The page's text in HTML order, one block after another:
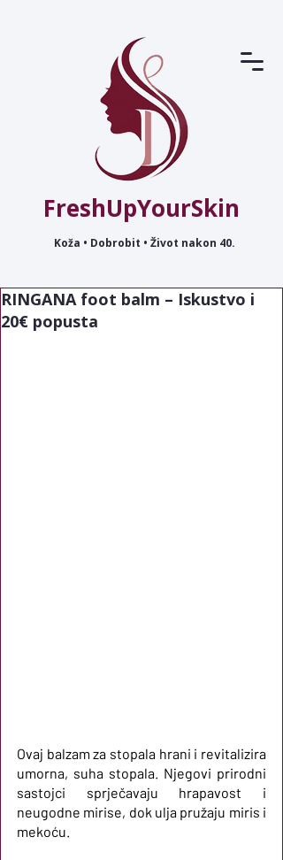
FreshUpYourSkin
Koža • Dobrobit • Život nakon 40.
RINGANA foot balm – Iskustvo i
20€ popusta
Ovaj balzam za stopala hrani i revitalizira
umorna, suha stopala. Njegovi prirodni
sastojci sprječavaju hrapavost i
neugodne mirise, dok ulja pružaju miris i
mekoću.